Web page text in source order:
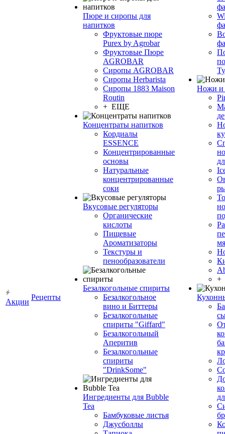
Акции
Рецепты
Пюре и сиропы для
напитков
Фруктовые пюре
Purex by Agrobar
Фруктовые Пюре
AGROBAR
Сиропы AGROBAR
Сиропы Herbarista
Сиропы 1883 Maison
Routin
+ ЕЩЕ
Концентраты напитков
Кордиалы
ESSENCE
Концентрированные
основы
Натуральные
концентрированные
соки
Вкусовые регуляторы
Органические
кислоты
Пищевые
Ароматизаторы
Текстуры и
пенообразователи
Безалкогольные спириты
Безалкогольное
вино и Биттеры
Безалкогольные
спириты "Giffard"
Безалкогольный
Аперитив
Безалкогольные
спириты
"DrinkSome"
Ингредиенты для Bubble
Tea
Бамбуковые листья
Джусболлы
Ножи и
+